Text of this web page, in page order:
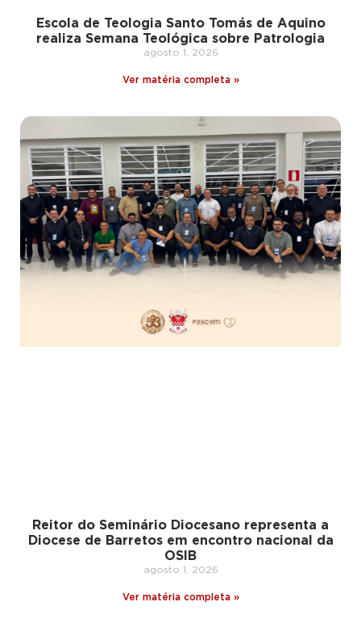
Escola de Teologia Santo Tomás de Aquino
realiza Semana Teológica sobre Patrologia
agosto 1, 2026
Ver matéria completa »
Reitor do Seminário Diocesano representa a
Diocese de Barretos em encontro nacional da
OSIB
agosto 1, 2026
Ver matéria completa »